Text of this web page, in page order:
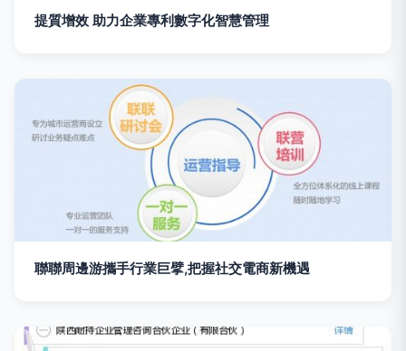
提質增效 助力企業專利數字化智慧管理
聯聯周邊游攜手行業巨擘,把握社交電商新機遇